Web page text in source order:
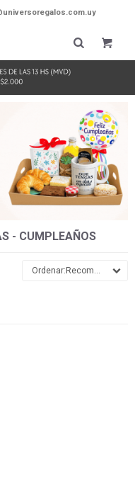
- CUMPLEAÑOS
Recomendados